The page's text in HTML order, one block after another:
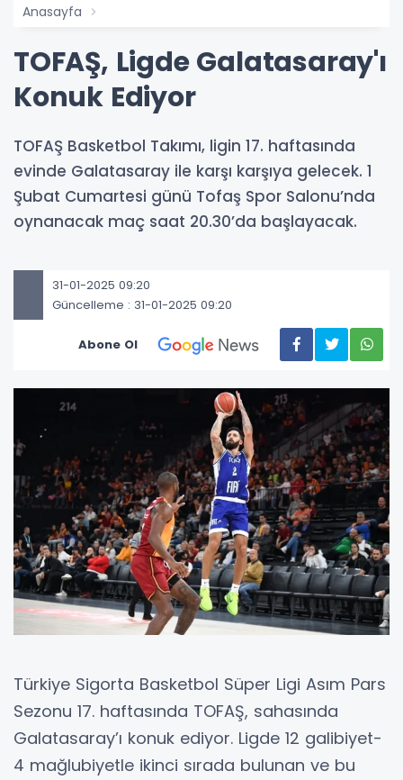
Anasayfa
TOFAŞ, Ligde Galatasaray'ı
Konuk Ediyor
TOFAŞ Basketbol Takımı, ligin 17. haftasında
evinde Galatasaray ile karşı karşıya gelecek. 1
Şubat Cumartesi günü Tofaş Spor Salonu’nda
oynanacak maç saat 20.30’da başlayacak.
31-01-2025 09:20
Güncelleme : 31-01-2025 09:20
Abone Ol
Türkiye Sigorta Basketbol Süper Ligi Asım Pars
Sezonu 17. haftasında TOFAŞ, sahasında
Galatasaray’ı konuk ediyor. Ligde 12 galibiyet-
4 mağlubiyetle ikinci sırada bulunan ve bu